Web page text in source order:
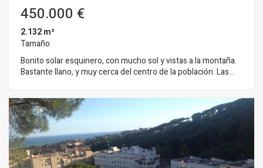
450.000 €
2.132 m²
Tamaño
Bonito solar esquinero, con mucho sol y vistas a la montaña.
Bastante llano, y muy cerca del centro de la población. Las
edificio por parcela. Ocupación 10 %. Altura reguladora 6.70
m. PB+ 1. Distancias 6 metros a la calle 3 metros laterales y 3
de atrás. Construcción auxiliar ocupación 3 %, altura máxima 3
m, límites laterales 1 m. Planta subterránea. 2 plazas de
aparcamiento por edificio. Se trata de un solar muy
interesante por su ubicación y características de edificación.